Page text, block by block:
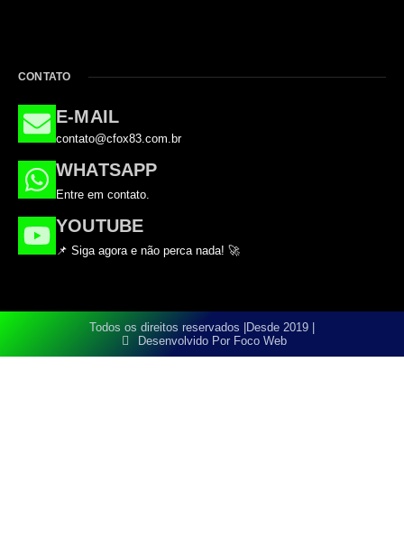
CONTATO
E-MAIL
contato@cfox83.com.br
WHATSAPP
Entre em contato.
YOUTUBE
📌 Siga agora e não perca nada! 🚀
Todos os direitos reservados |
Desde 2019 |
Desenvolvido Por Foco Web